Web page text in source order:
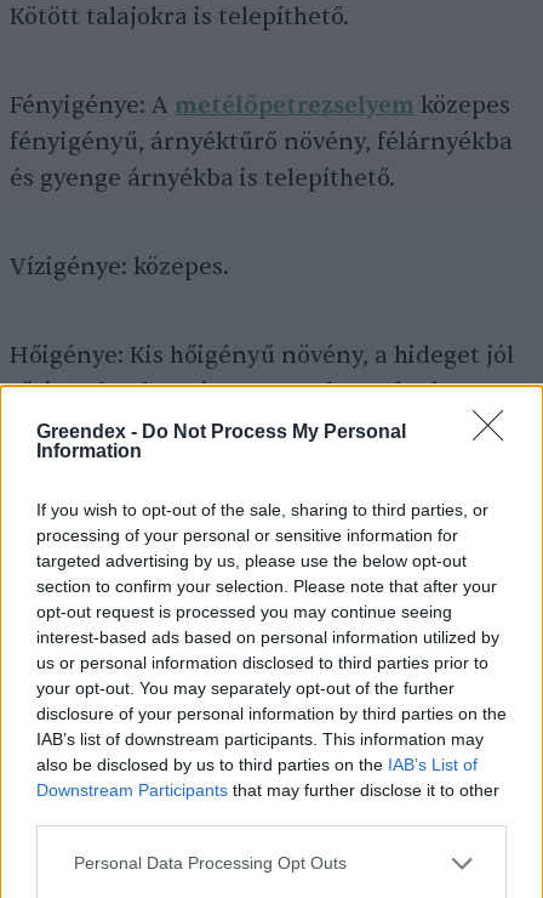
Greendex - Do Not Process My Personal
Information
If you wish to opt-out of the sale, sharing to third parties, or
processing of your personal or sensitive information for
targeted advertising by us, please use the below opt-out
section to confirm your selection. Please note that after your
opt-out request is processed you may continue seeing
interest-based ads based on personal information utilized by
us or personal information disclosed to third parties prior to
your opt-out. You may separately opt-out of the further
disclosure of your personal information by third parties on the
IAB’s list of downstream participants. This information may
also be disclosed by us to third parties on the IAB’s List of
Downstream Participants that may further disclose it to other
Personal Data Processing Opt Outs
Kötött talajokra is telepíthető.
Fényigénye: A metélőpetrezselyem közepes
fényigényű, árnyéktűrő növény, félárnyékba
és gyenge árnyékba is telepíthető.
Vízigénye: közepes.
Hőigénye: Kis hőigényű növény, a hideget jól
tűri, -10°C alatt viszont megbarnulnak a
levelei, de tőről tavasszal kihajt.
Tápanyagigénye: A tápanyagok közül a
metélőpetrezselyemnitrogént igényel a
legtöbbet, ami közvetlen hatással van a
levélhozamára. A többi levélzöldséghez
hasonlóan a magnézium- és vasigénye is
nagy.
Cikkajánló
„A termőtalaj maga az élet” –